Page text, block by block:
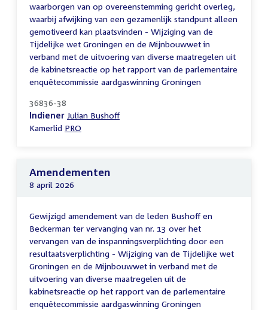
waarborgen van op overeenstemming gericht overleg,
waarbij afwijking van een gezamenlijk standpunt alleen
gemotiveerd kan plaatsvinden - Wijziging van de
Tijdelijke wet Groningen en de Mijnbouwwet in
verband met de uitvoering van diverse maatregelen uit
de kabinetsreactie op het rapport van de parlementaire
enquêtecommissie aardgaswinning Groningen
36836-38
Indiener Julian Bushoff
Kamerlid PRO
Amendementen
8 april 2026
Gewijzigd amendement van de leden Bushoff en
Beckerman ter vervanging van nr. 13 over het
vervangen van de inspanningsverplichting door een
resultaatsverplichting - Wijziging van de Tijdelijke wet
Groningen en de Mijnbouwwet in verband met de
uitvoering van diverse maatregelen uit de
kabinetsreactie op het rapport van de parlementaire
enquêtecommissie aardgaswinning Groningen